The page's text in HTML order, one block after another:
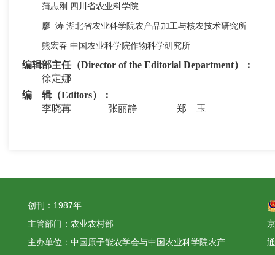
蒲志刚 四川省农业科学院
廖 涛 湖北省农业科学院农产品加工与核农技术研究所
熊宏春 中国农业科学院作物科学研究所
编辑部主任（Director of the Editorial Department）：
徐定娜
编 辑（Editors）：
李晓苒 张丽静 郑
玉
创刊：1987年
主管部门：农业农村部
主办单位：中国原子能农学会与中国农业科学院农产